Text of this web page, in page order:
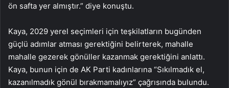
ön safta yer almıştır.” diye konuştu.
Kaya, 2029 yerel seçimleri için teşkilatların bugünden
güçlü adımlar atması gerektiğini belirterek, mahalle
mahalle gezerek gönüller kazanmak gerektiğini anlattı.
Kaya, bunun için de AK Parti kadınlarına “Sıkılmadık el,
kazanılmadık gönül bırakmamalıyız” çağrısında bulundu.